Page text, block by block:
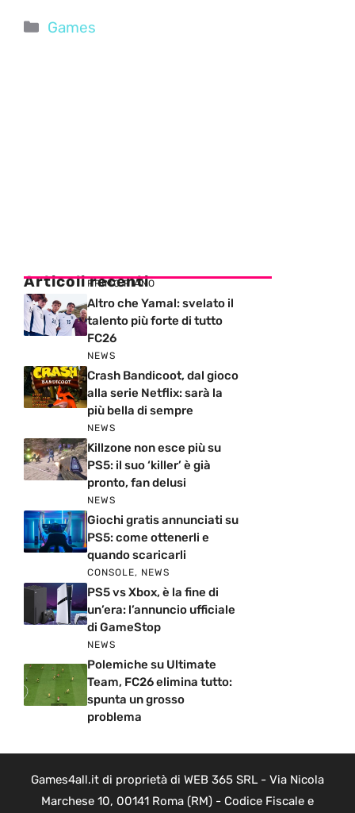
Categorie
Games
Articoli recenti
PRIMO PIANO
Altro che Yamal: svelato il
talento più forte di tutto
FC26
NEWS
Crash Bandicoot, dal gioco
alla serie Netflix: sarà la
più bella di sempre
NEWS
Killzone non esce più su
PS5: il suo ‘killer’ è già
pronto, fan delusi
NEWS
Giochi gratis annunciati su
PS5: come ottenerli e
quando scaricarli
CONSOLE, NEWS
PS5 vs Xbox, è la fine di
un’era: l’annuncio ufficiale
di GameStop
NEWS
Polemiche su Ultimate
Team, FC26 elimina tutto:
spunta un grosso
problema
Games4all.it di proprietà di WEB 365 SRL - Via Nicola
Marchese 10, 00141 Roma (RM) - Codice Fiscale e